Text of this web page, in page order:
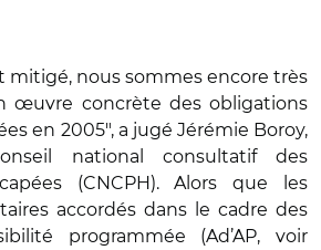
mitigé, nous sommes encore très
œuvre concrète des obligations
en 2005", a jugé Jérémie Boroy,
national consultatif des
(CNCPH). Alors que les
accordés dans le cadre des
programmée (Ad’AP, voir